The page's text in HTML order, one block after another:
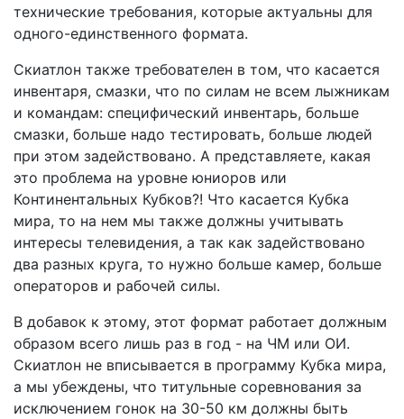
технические требования, которые актуальны для
одного-единственного формата.
Скиатлон также требователен в том, что касается
инвентаря, смазки, что по силам не всем лыжникам
и командам: специфический инвентарь, больше
смазки, больше надо тестировать, больше людей
при этом задействовано. А представляете, какая
это проблема на уровне юниоров или
Континентальных Кубков?! Что касается Кубка
мира, то на нем мы также должны учитывать
интересы телевидения, а так как задействовано
два разных круга, то нужно больше камер, больше
операторов и рабочей силы.
В добавок к этому, этот формат работает должным
образом всего лишь раз в год - на ЧМ или ОИ.
Скиатлон не вписывается в программу Кубка мира,
а мы убеждены, что титульные соревнования за
исключением гонок на 30-50 км должны быть